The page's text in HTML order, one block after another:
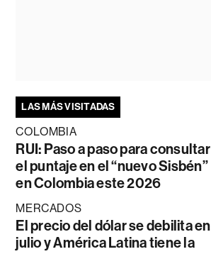
LAS MÁS VISITADAS
COLOMBIA
RUI: Paso a paso para consultar
el puntaje en el “nuevo Sisbén”
en Colombia este 2026
MERCADOS
El precio del dólar se debilita en
julio y América Latina tiene la